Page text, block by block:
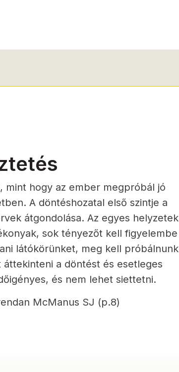
mint hogy az ember megpróbál jó
A döntéshozatal első szintje a
átgondolása. Az egyes helyzetek
sok tényezőt kell figyelembe
látókörünket, meg kell próbálnunk
a döntést és esetleges
és nem lehet siettetni.
McManus SJ (p.8)